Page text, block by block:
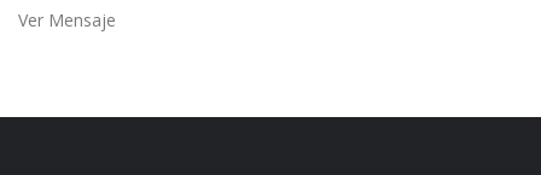
Ver Mensaje